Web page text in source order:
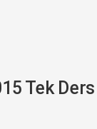
Tek Ders